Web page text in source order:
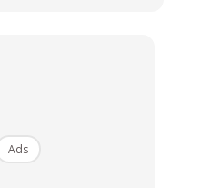
hijau yang terdapat di dalam
melembapkan kulit. Mulakan
Ads